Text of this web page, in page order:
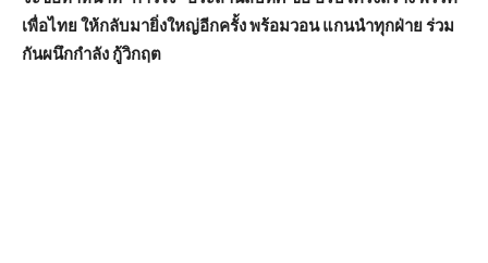
เพื่อไทย ให้กลับมายิ่งใหญ่อีกครั้ง พร้อมวอน แกนนำทุกฝ่าย ร่วม
กันผนึกกำลัง กู้วิกฤต